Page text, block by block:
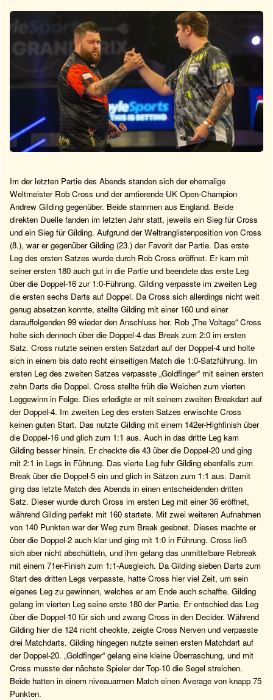
Im der letzten Partie des Abends standen sich der ehemalige
Weltmeister Rob Cross und der amtierende UK Open-Champion
Andrew Gilding gegenüber. Beide stammen aus England. Beide
direkten Duelle fanden im letzten Jahr statt, jeweils ein Sieg für Cross
und ein Sieg für Gilding. Aufgrund der Weltranglistenposition von Cross
(8.), war er gegenüber Gilding (23.) der Favorit der Partie. Das erste
Leg des ersten Satzes wurde durch Rob Cross eröffnet. Er kam mit
seiner ersten 180 auch gut in die Partie und beendete das erste Leg
über die Doppel-16 zur 1:0-Führung. Gilding verpasste im zweiten Leg
die ersten sechs Darts auf Doppel. Da Cross sich allerdings nicht weit
genug absetzen konnte, stellte Gilding mit einer 160 und einer
darauffolgenden 99 wieder den Anschluss her. Rob „The Voltage“ Cross
holte sich dennoch über die Doppel-4 das Break zum 2:0 im ersten
Satz. Cross nutzte seinen ersten Satzdart auf der Doppel-4 und holte
sich in einem bis dato recht einseitigen Match die 1:0-Satzführung. Im
ersten Leg des zweiten Satzes verpasste „Goldfinger“ mit seinen ersten
zehn Darts die Doppel. Cross stellte früh die Weichen zum vierten
Leggewinn in Folge. Dies erledigte er mit seinem zweiten Breakdart auf
der Doppel-4. Im zweiten Leg des ersten Satzes erwischte Cross
keinen guten Start. Das nutzte Gilding mit einem 142er-Highfinish über
die Doppel-16 und glich zum 1:1 aus. Auch in das dritte Leg kam
Gilding besser hinein. Er checkte die 43 über die Doppel-20 und ging
mit 2:1 in Legs in Führung. Das vierte Leg fuhr Gilding ebenfalls zum
Break über die Doppel-5 ein und glich in Sätzen zum 1:1 aus. Damit
ging das letzte Match des Abends in einen entscheidenden dritten
Satz. Dieser wurde durch Cross im ersten Leg mit einer 36 eröffnet,
während Gilding perfekt mit 160 startete. Mit zwei weiteren Aufnahmen
von 140 Punkten war der Weg zum Break geebnet. Dieses machte er
über die Doppel-2 auch klar und ging mit 1:0 in Führung. Cross ließ
sich aber nicht abschütteln, und ihm gelang das unmittelbare Rebreak
mit einem 71er-Finish zum 1:1-Ausgleich. Da Gilding sieben Darts zum
Start des dritten Legs verpasste, hatte Cross hier viel Zeit, um sein
eigenes Leg zu gewinnen, welches er am Ende auch schaffte. Gilding
gelang im vierten Leg seine erste 180 der Partie. Er entschied das Leg
über die Doppel-10 für sich und zwang Cross in den Decider. Während
Gilding hier die 124 nicht checkte, zeigte Cross Nerven und verpasste
drei Matchdarts. Gilding hingegen nutzte seinen ersten Matchdart auf
der Doppel-20. „Goldfinger“ gelang eine kleine Überraschung, und mit
Cross musste der nächste Spieler der Top-10 die Segel streichen.
Beide hatten in einem niveauarmen Match einen Average von knapp 75
Punkten.